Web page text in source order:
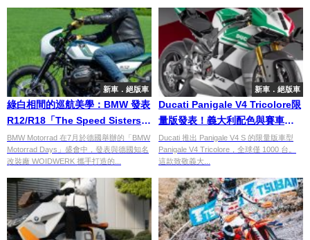
新車．絕版車
綠白相間的巡航美學：BMW 發表
R12/R18「The Speed Sisters」
改裝概念車
BMW Motorrad 在7月於德國舉辦的「BMW
Motorrad Days」盛會中，發表與德國知名
改裝廠 WOIDWERK 攜手打造的...
新車．絕版車
Ducati Panigale V4 Tricolore限
量版發表！義大利配色與賽車級
配備限定千台
Ducati 推出 Panigale V4 S 的限量版車型
Panigale V4 Tricolore，全球僅 1000 台。
這款致敬義大...